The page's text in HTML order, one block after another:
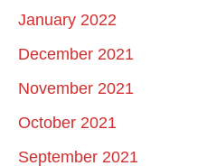
January 2022
December 2021
November 2021
October 2021
September 2021